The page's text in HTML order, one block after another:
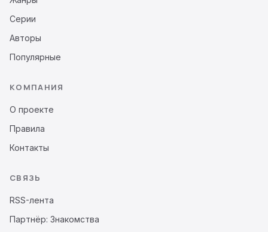
Серии
Авторы
Популярные
КОМПАНИЯ
О проекте
Правила
Контакты
СВЯЗЬ
RSS-лента
Партнёр: Знакомства